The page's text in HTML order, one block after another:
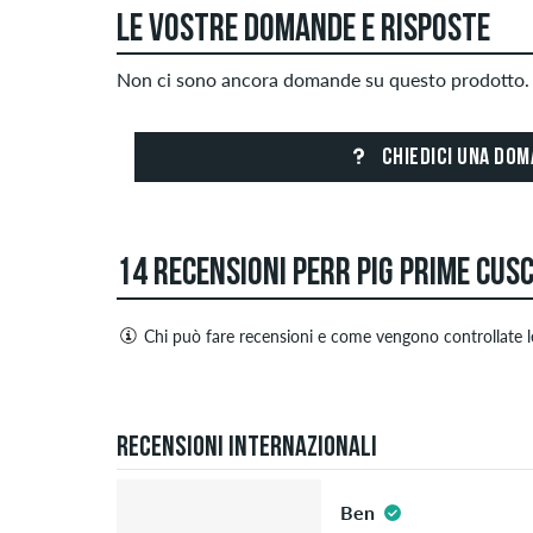
LE VOSTRE DOMANDE E RISPOSTE
Non ci sono ancora domande su questo
CHIEDICI UNA
14 RECENSIONI PERR PIG PRIME
Chi può fare recensioni e come vengono controllate
negative. Le recensioni con contenuti offensivi
terze parti non verranno pubblicate. La
verificato". Per queste persone, l'acquisto è
4.5
Recensioni internazionali
Ben